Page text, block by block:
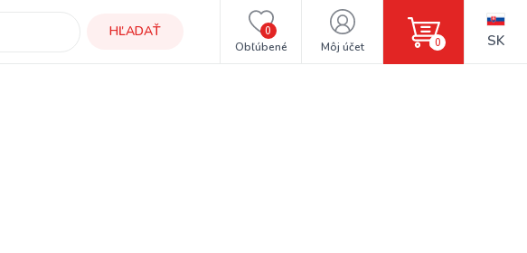
HĽADAŤ
Obľúbené
0
Môj účet 0 SK